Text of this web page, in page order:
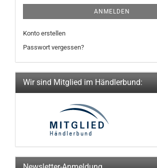
ANMELDEN
Konto erstellen
Passwort vergessen?
Wir sind Mitglied im Händlerbund: